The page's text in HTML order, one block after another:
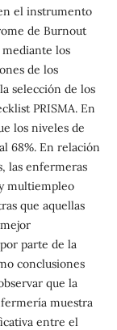
el instrumento
de Burnout
los
de los
selección de los
PRISMA. En
los niveles de
68%. En relación
las enfermeras
multiempleo
que aquellas
parte de la
conclusiones
que la
muestra
entre el